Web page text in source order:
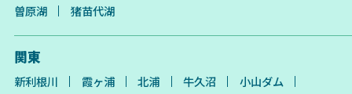
曽原湖 猪苗代湖
関東
新利根川 霞ヶ浦 北浦 牛久沼
小山ダム